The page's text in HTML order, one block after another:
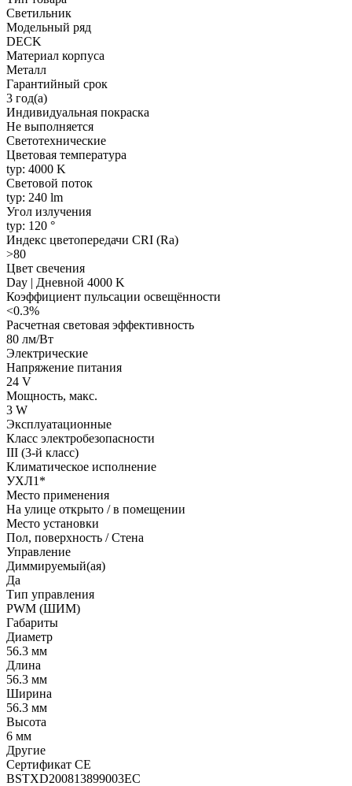
Светильник
Модельный ряд
DECK
Материал корпуса
Металл
Гарантийный срок
3 год(а)
Индивидуальная покраска
Не выполняется
Светотехнические
Цветовая температура
typ: 4000 K
Световой поток
typ: 240 lm
Угол излучения
typ: 120 °
Индекс цветопередачи CRI (Ra)
>80
Цвет свечения
Day | Дневной 4000 K
Коэффициент пульсации освещённости
<0.3%
Расчетная световая эффективность
80 лм/Вт
Электрические
Напряжение питания
24 V
Мощность, макс.
3 W
Эксплуатационные
Класс электробезопасности
III (3-й класс)
Климатическое исполнение
УХЛ1*
Место применения
На улице открыто / в помещении
Место установки
Пол, поверхность / Стена
Управление
Диммируемый(ая)
Да
Тип управления
PWM (ШИМ)
Габариты
Диаметр
56.3 мм
Длина
56.3 мм
Ширина
56.3 мм
Высота
6 мм
Другие
Сертификат CE
BSTXD200813899003EC